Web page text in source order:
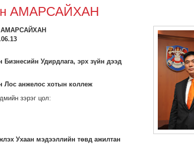
АМАРСАЙХАН
АМАРСАЙХАН
Удирдлага, эрх зүйн дээд
анжелос хотын коллеж
зэрэг цол:
Ухаан мэдээллийн төвд ажилтан